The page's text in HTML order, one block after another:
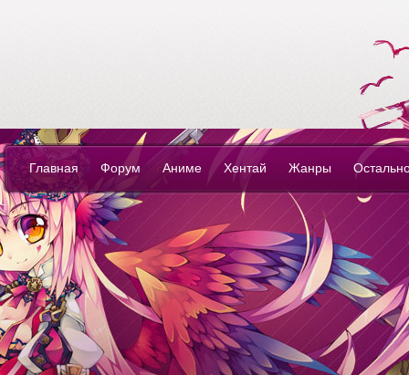
anime-love own
life...
Главная Форум Аниме Хентай Жанры